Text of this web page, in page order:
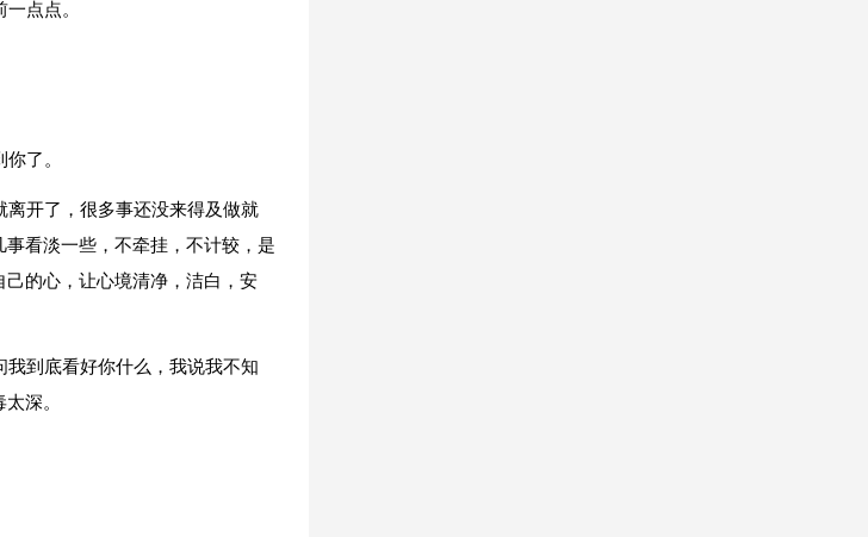
点点。
了。
开了，很多事还没来得及做就
看淡一些，不牵挂，不计较，是
的心，让心境清净，洁白，安
到底看好你什么，我说我不知
深。